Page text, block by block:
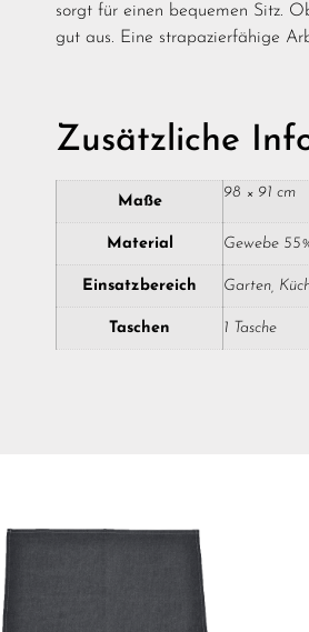
sorgt für einen bequemen Sitz.
gut aus. Eine strapazierfähige
Zusätzliche
Maße
98 × 91 cm
Material Gewebe
Einsatzbereich Garten,
Taschen 1 Tasche